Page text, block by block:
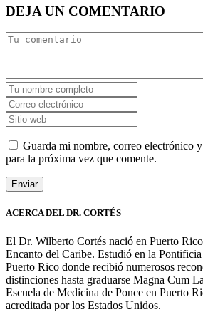
DEJA UN COMENTARIO
Guarda mi nombre, correo electrónico
para la próxima vez que comente.
ACERCA DEL DR. CORTÉS
El Dr. Wilberto Cortés nació en Puerto
Encanto del Caribe. Estudió en la
Puerto Rico donde recibió numerosos
distinciones hasta graduarse Magna Cum
Escuela de Medicina de Ponce en Puerto
acreditada por los Estados Unidos.